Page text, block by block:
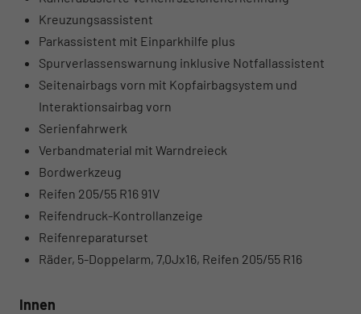
Kreuzungsassistent
Parkassistent mit Einparkhilfe plus
Spurverlassenswarnung inklusive Notfallassistent
Seitenairbags vorn mit Kopfairbagsystem und
Interaktionsairbag vorn
Serienfahrwerk
Verbandmaterial mit Warndreieck
Bordwerkzeug
Reifen 205/55 R16 91V
Reifendruck-Kontrollanzeige
Reifenreparaturset
Räder, 5-Doppelarm, 7,0Jx16, Reifen 205/55 R16
Innen